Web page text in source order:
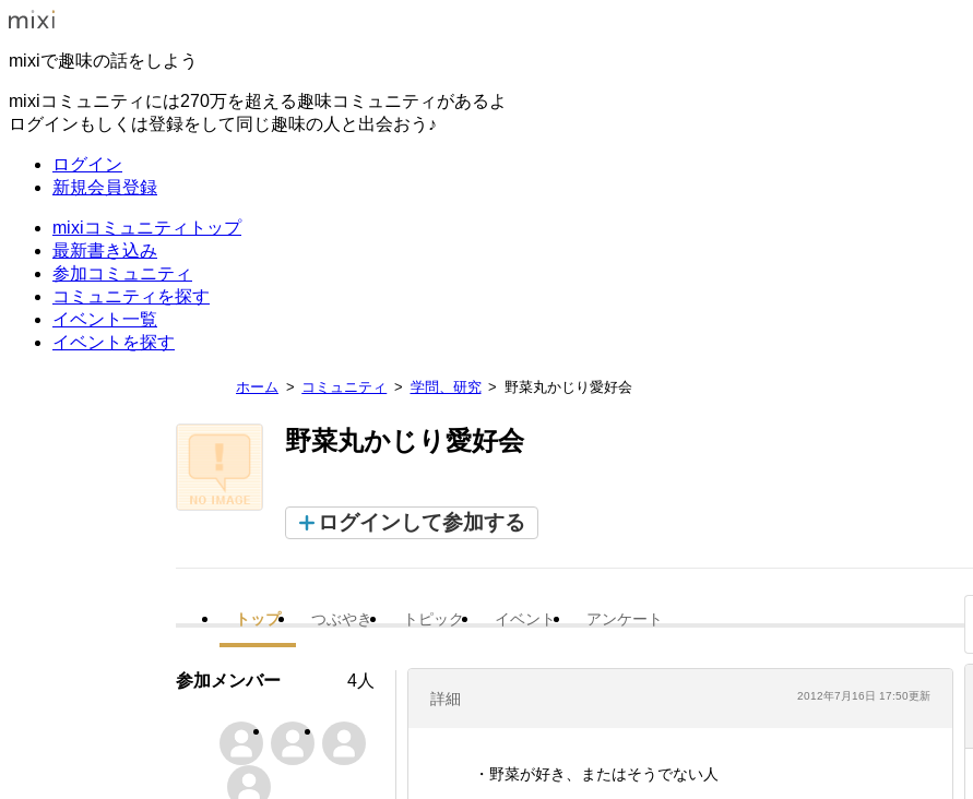
mixiで趣味の話をしよう
mixiコミュニティには270万を超える趣味コミュニティがあるよ
ログインもしくは登録をして同じ趣味の人と出会おう♪
ログイン
新規会員登録
mixiコミュニティトップ
最新書き込み
参加コミュニティ
コミュニティを探す
イベント一覧
イベントを探す
ホーム コミュニティ 学問、研究 野菜丸かじり愛好会
野菜丸かじり愛好会
ログインして参加する
トップ つぶやき トピック イベント アンケート
詳細 2012年7月16日 17:50更新
・野菜が好き、またはそうでない人
参加メンバー 4人